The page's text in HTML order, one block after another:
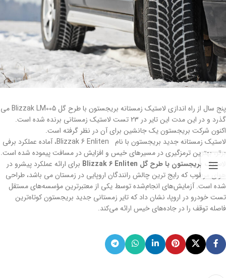
پنج سال از راه اندازی لاستیک زمستانه بریجستون با طرح گل Blizzak LM005 می
گذرد و در این مدت این تایر در 23 تست لاستیک زمستانی برنده شده است.
اکنون شرکت بریجستون یک جانشین برای آن در نظر گرفته است.
لاستیک زمستانه جدید بریجستون با نام Blizzak 6 Enliten، آماده عملکرد برفی
برتر، بهترین ترمزگیری در مسیرهای خیس و افزایش در مسافت پیموده شده است.
لاستیک بریجستون با طرح گل Blizzak 6 Enliten
برای ارائه عملکرد پیشرو در
هوای مرطوب که رایج ترین چالش رانندگان اروپایی در زمستان می باشد، طراحی
شده است. آزمایش‌های انجام‌شده توسط یکی از معتبرترین مؤسسه‌های مستقل
تست خودرو در اروپا، نشان داد که تایر زمستانی جدید بریجستون کوتاه‌ترین
فاصله توقف را در جاده‌های خیس ارائه می‌کند.